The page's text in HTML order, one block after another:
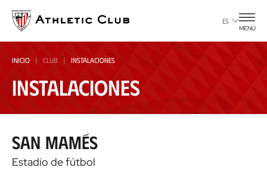
contenido
principal
ES
MENÚ
INICIO CLUB INSTALACIONES
Instalaciones
San Mamés
Estadio de fútbol